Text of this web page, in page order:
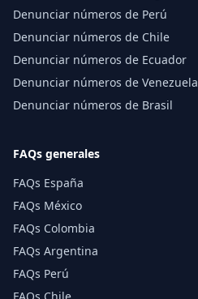
Denunciar números de Perú
Denunciar números de Chile
Denunciar números de Ecuador
Denunciar números de Venezuela
Denunciar números de Brasil
FAQs generales
FAQs España
FAQs México
FAQs Colombia
FAQs Argentina
FAQs Perú